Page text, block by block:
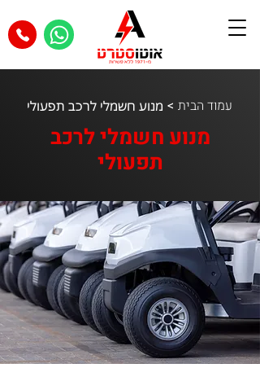
עמוד הבית > מנוע חשמלי לרכב תפעולי
מנוע חשמלי לרכב
תפעולי